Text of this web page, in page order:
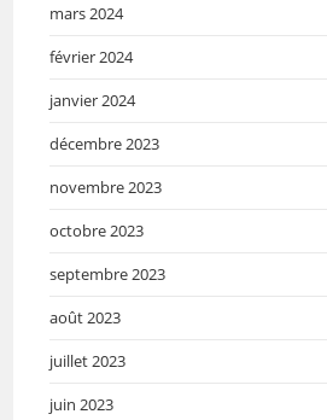
mars 2024
février 2024
janvier 2024
décembre 2023
novembre 2023
octobre 2023
septembre 2023
août 2023
juillet 2023
juin 2023